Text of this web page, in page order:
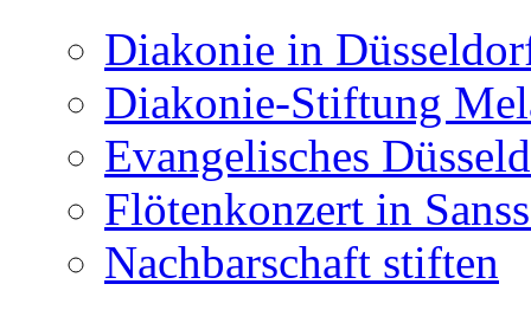
Diakonie in
Diakonie-Stiftung
Evangelisches
Flötenkonzert in
Nachbarschaft stiften